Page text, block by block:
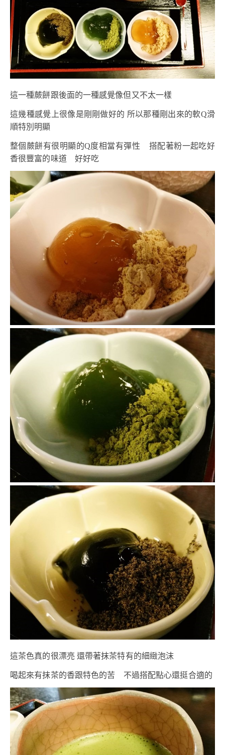
這一種蕨餅跟後面的一種感覺像但又不太一樣
這幾種感覺上很像是剛剛做好的 所以那種剛出來的軟Q滑
順特別明顯
整個蕨餅有很明顯的Q度相當有彈性 搭配著粉一起吃好
香很豐富的味道 好好吃
這茶色真的很漂亮 還帶著抹茶特有的細緻泡沫
喝起來有抹茶的香跟特色的苦 不過搭配點心還挺合適的